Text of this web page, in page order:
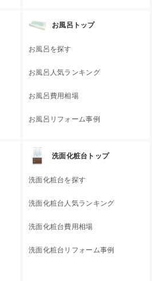
お風呂トップ
お風呂を探す
お風呂人気ランキング
お風呂費用相場
お風呂リフォーム事例
洗面化粧台トップ
洗面化粧台を探す
洗面化粧台人気ランキング
洗面化粧台費用相場
洗面化粧台リフォーム事例